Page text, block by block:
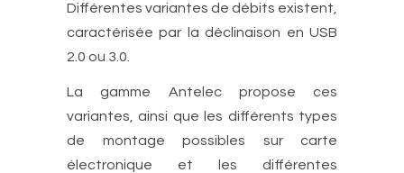
Différentes variantes de débits existent,
caractérisée par la déclinaison en USB
2.0 ou 3.0.
La gamme Antelec propose ces
variantes, ainsi que les différents types
de montage possibles sur carte
électronique et les différentes